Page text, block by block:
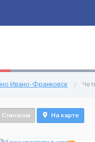
Ивано-Франковск /
Списком На карте